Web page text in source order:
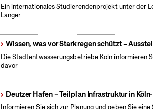
Ein internationales Studierendenprojekt unter der
Langer
Wissen, was vor Starkregen schützt –
Die Stadtentwässerungsbetriebe Köln informieren
davor
Deutzer Hafen – Teilplan Infrastruktur in